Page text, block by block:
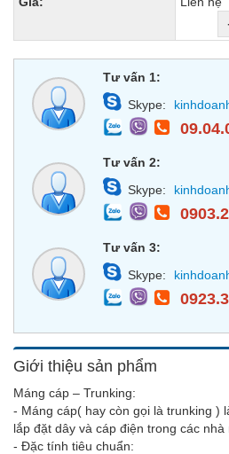
Tư vấn 1:
Skype:
Tư vấn 2:
Skype:
Tư vấn 3:
Skype:
Giới thiệu sản phẩm
Máng cáp – Trunking:
- Máng cáp( hay còn gọi là trunking )
lắp đặt dây và cáp điện trong các nhà
- Đặc tính tiêu chuẩn: